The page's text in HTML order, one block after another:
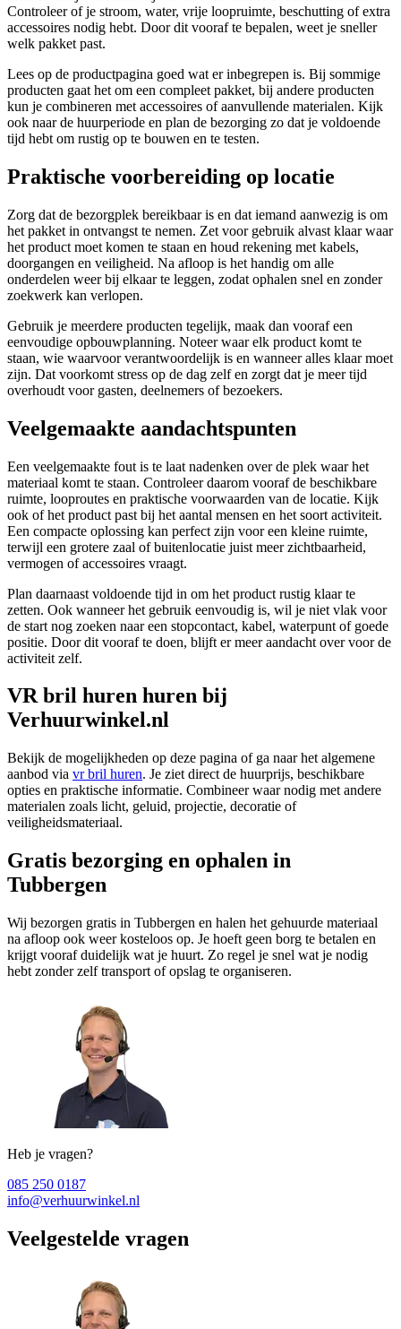
Controleer of je stroom, water, vrije loopruimte, beschutting of extra
accessoires nodig hebt. Door dit vooraf te bepalen, weet je sneller
welk pakket past.
Lees op de productpagina goed wat er inbegrepen is. Bij sommige
producten gaat het om een compleet pakket, bij andere producten
kun je combineren met accessoires of aanvullende materialen. Kijk
ook naar de huurperiode en plan de bezorging zo dat je voldoende
tijd hebt om rustig op te bouwen en te testen.
Praktische voorbereiding op locatie
Zorg dat de bezorgplek bereikbaar is en dat iemand aanwezig is om
het pakket in ontvangst te nemen. Zet voor gebruik alvast klaar waar
het product moet komen te staan en houd rekening met kabels,
doorgangen en veiligheid. Na afloop is het handig om alle
onderdelen weer bij elkaar te leggen, zodat ophalen snel en zonder
zoekwerk kan verlopen.
Gebruik je meerdere producten tegelijk, maak dan vooraf een
eenvoudige opbouwplanning. Noteer waar elk product komt te
staan, wie waarvoor verantwoordelijk is en wanneer alles klaar moet
zijn. Dat voorkomt stress op de dag zelf en zorgt dat je meer tijd
overhoudt voor gasten, deelnemers of bezoekers.
Veelgemaakte aandachtspunten
Een veelgemaakte fout is te laat nadenken over de plek waar het
materiaal komt te staan. Controleer daarom vooraf de beschikbare
ruimte, looproutes en praktische voorwaarden van de locatie. Kijk
ook of het product past bij het aantal mensen en het soort activiteit.
Een compacte oplossing kan perfect zijn voor een kleine ruimte,
terwijl een grotere zaal of buitenlocatie juist meer zichtbaarheid,
vermogen of accessoires vraagt.
Plan daarnaast voldoende tijd in om het product rustig klaar te
zetten. Ook wanneer het gebruik eenvoudig is, wil je niet vlak voor
de start nog zoeken naar een stopcontact, kabel, waterpunt of goede
positie. Door dit vooraf te doen, blijft er meer aandacht over voor de
activiteit zelf.
VR bril huren huren bij
Verhuurwinkel.nl
Bekijk de mogelijkheden op deze pagina of ga naar het algemene
aanbod via vr bril huren. Je ziet direct de huurprijs, beschikbare
opties en praktische informatie. Combineer waar nodig met andere
materialen zoals licht, geluid, projectie, decoratie of
veiligheidsmateriaal.
Gratis bezorging en ophalen in
Tubbergen
Wij bezorgen gratis in Tubbergen en halen het gehuurde materiaal
na afloop ook weer kosteloos op. Je hoeft geen borg te betalen en
krijgt vooraf duidelijk wat je huurt. Zo regel je snel wat je nodig
hebt zonder zelf transport of opslag te organiseren.
Heb je vragen?
085 250 0187
info@verhuurwinkel.nl
Veelgestelde vragen